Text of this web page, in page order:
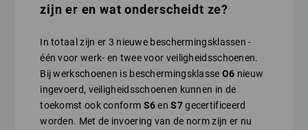
zijn er en wat onderscheidt ze?
In totaal zijn er 3 nieuwe beschermingsklassen -
één voor werk- en twee voor veiligheidsschoenen.
Bij werkschoenen is beschermingsklasse O6 nieuw
ingevoerd, veiligheidsschoenen kunnen in de
toekomst ook conform S6enS7gecertificeerd
worden. Met de invoering van de norm zijn er nu